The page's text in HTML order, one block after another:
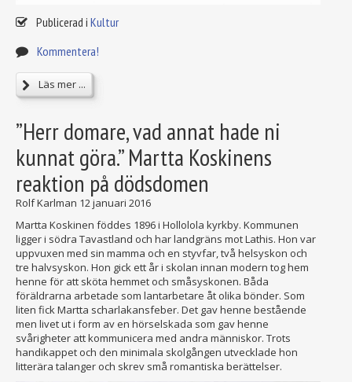
Publicerad i Kultur
Kommentera!
Läs mer ...
”Herr domare, vad annat hade ni
kunnat göra.” Martta Koskinens
reaktion på dödsdomen
Rolf Karlman 12 januari 2016
Martta Koskinen föddes 1896 i Hollolola kyrkby. Kommunen
ligger i södra Tavastland och har landgräns mot Lathis. Hon var
uppvuxen med sin mamma och en styvfar, två helsyskon och
tre halvsyskon. Hon gick ett år i skolan innan modern tog hem
henne för att sköta hemmet och småsyskonen. Båda
föräldrarna arbetade som lantarbetare åt olika bönder. Som
liten fick Martta scharlakansfeber. Det gav henne bestående
men livet ut i form av en hörselskada som gav henne
svårigheter att kommunicera med andra människor. Trots
handikappet och den minimala skolgången utvecklade hon
litterära talanger och skrev små romantiska berättelser.